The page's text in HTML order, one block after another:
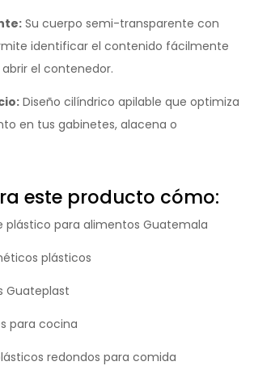
Su cuerpo semi-transparente con
identificar el contenido fácilmente
el contenedor.
Diseño cilíndrico apilable que optimiza
en tus gabinetes, alacena o
este producto cómo:
plástico para alimentos Guatemala
plásticos
Guateplast
para cocina
redondos para comida